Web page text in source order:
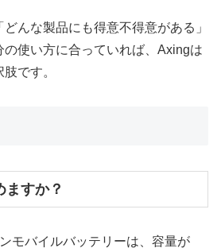
んな製品にも得意不得意がある」
の使い方に合っていれば、Axingは
です。
ますか？
モバイルバッテリーは、容量が